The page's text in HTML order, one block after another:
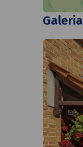
Galeria